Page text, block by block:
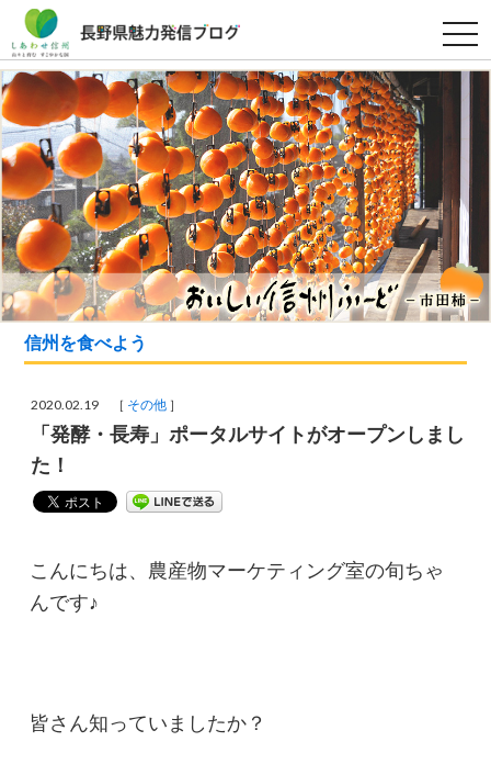
t
o
g
a
o
n
信州を食べよう
2020.02.19 ［ その他 ］
「発酵・長寿」ポータルサイトがオープンしまし
た！
こんにちは、農産物マーケティング室の旬ちゃ
んです♪
皆さん知っていましたか？